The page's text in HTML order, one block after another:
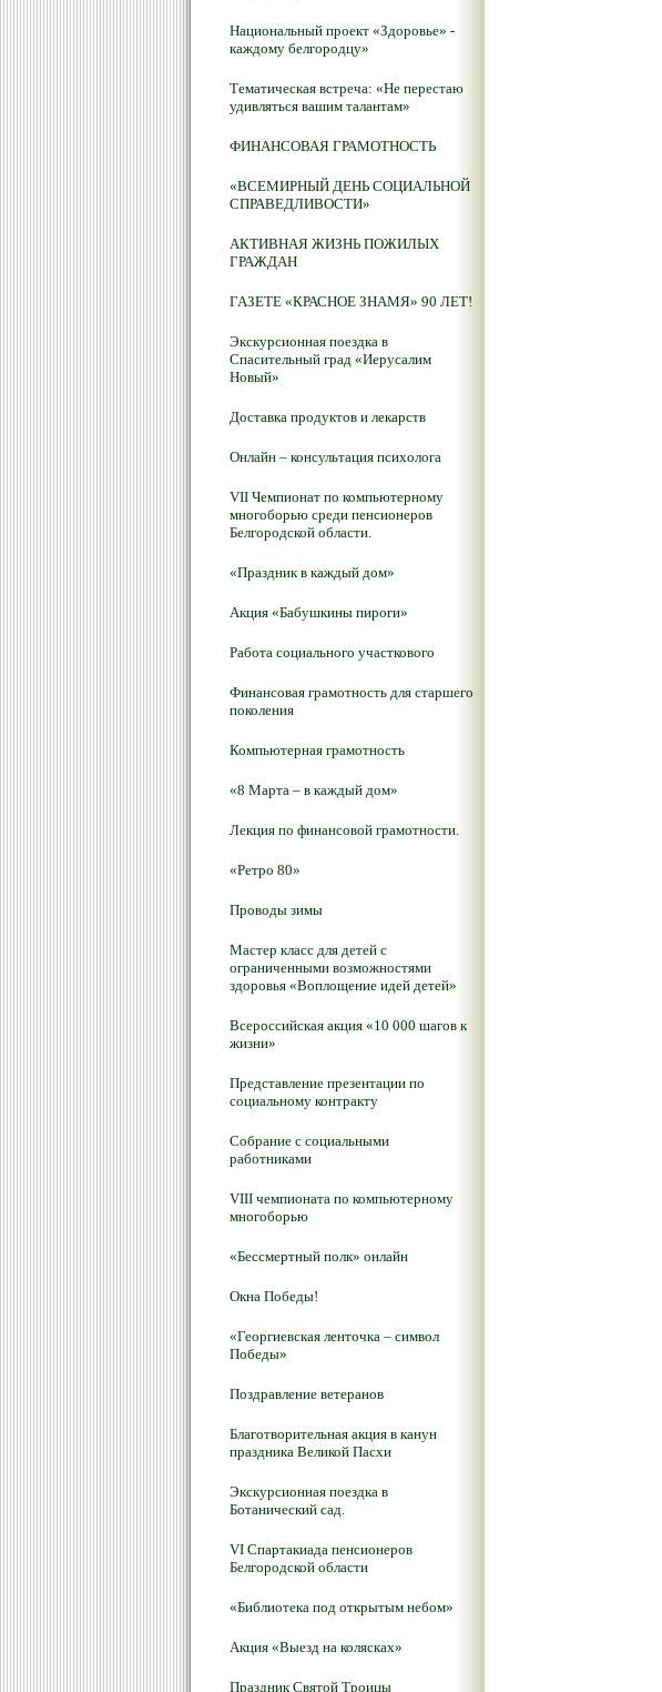
Национальный проект «Здоровье» -
каждому белгородцу»
Тематическая встреча: «Не перестаю
удивляться вашим талантам»
ФИНАНСОВАЯ ГРАМОТНОСТЬ
«ВСЕМИРНЫЙ ДЕНЬ СОЦИАЛЬНОЙ
СПРАВЕДЛИВОСТИ»
АКТИВНАЯ ЖИЗНЬ ПОЖИЛЫХ
ГРАЖДАН
ГАЗЕТЕ «КРАСНОЕ ЗНАМЯ» 90 ЛЕТ!
Экскурсионная поездка в
Спасительный град «Иерусалим
Новый»
Доставка продуктов и лекарств
Онлайн – консультация психолога
VII Чемпионат по компьютерному
многоборью среди пенсионеров
Белгородской области.
«Праздник в каждый дом»
Акция «Бабушкины пироги»
Работа социального участкового
Финансовая грамотность для старшего
поколения
Компьютерная грамотность
«8 Марта – в каждый дом»
Лекция по финансовой грамотности.
«Ретро 80»
Проводы зимы
Мастер класс для детей с
ограниченными возможностями
здоровья «Воплощение идей детей»
Всероссийская акция «10 000 шагов к
жизни»
Представление презентации по
социальному контракту
Собрание с социальными
работниками
VIII чемпионата по компьютерному
многоборью
«Бессмертный полк» онлайн
Окна Победы!
«Георгиевская ленточка – символ
Победы»
Поздравление ветеранов
Благотворительная акция в канун
праздника Великой Пасхи
Экскурсионная поездка в
Ботанический сад.
VI Спартакиада пенсионеров
Белгородской области
«Библиотека под открытым небом»
Акция «Выезд на колясках»
Праздник Святой Троицы